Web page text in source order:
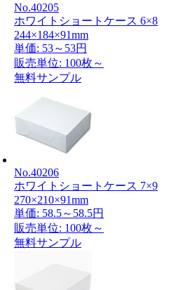
No.40205
ホワイトショートケース 6×8
244×184×91mm
単価: 53～53円
販売単位: 100枚～
無料サンプル
No.40206
ホワイトショートケース 7×9
270×210×91mm
単価: 58.5～58.5円
販売単位: 100枚～
無料サンプル